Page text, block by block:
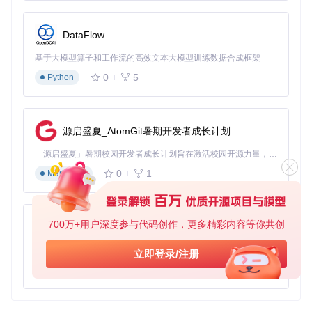
700万+用户深度参与代码创作，更多精彩内容等你共创
立即登录/注册
DataFlow
基于大模型算子和工作流的高效文本大模型训练数据合成框架
Python
0 5
源启盛夏_AtomGit暑期开发者成长计划
「源启盛夏」暑期校园开发者成长计划旨在激活校园开源力量，通过积分激励、认证扶持、资源倾斜等形式，引导高校组织和开发者完成「入驻 — 建项目 — 做贡献 — 获认证 — 得资源」的完整闭环。无论你是想带领社团入驻平台的组织者，还是希望用代码贡献证明自己的开发者，都能在这里找到属于你的成长路径。
Markdown
0 1
py-xiaozhi
基于Python的Xiaozhi AI，适用于想要完整Xiaozhi体验而无需拥有专用硬件的用户。
Python
0 1